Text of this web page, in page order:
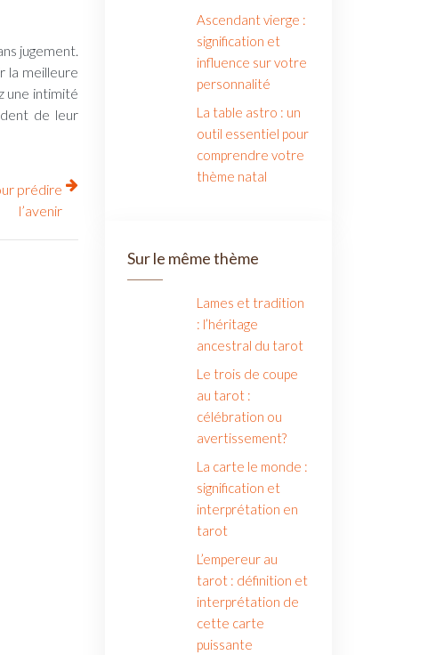
jugement.
la meilleure
une intimité
de leur
prédire
l’avenir
Ascendant vierge :
signification et
influence sur votre
personnalité
La table astro : un
outil essentiel pour
comprendre votre
thème natal
Sur le même thème
Lames et tradition
: l’héritage
ancestral du tarot
Le trois de coupe
au tarot :
célébration ou
avertissement?
La carte le monde :
signification et
interprétation en
tarot
L’empereur au
tarot : définition et
interprétation de
cette carte
puissante